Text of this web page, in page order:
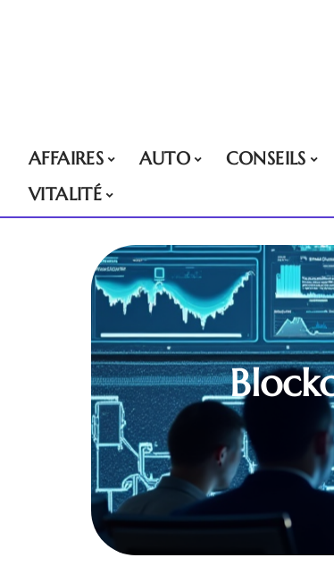
AFFAIRES AUTO CONSEILS
VITALITÉ